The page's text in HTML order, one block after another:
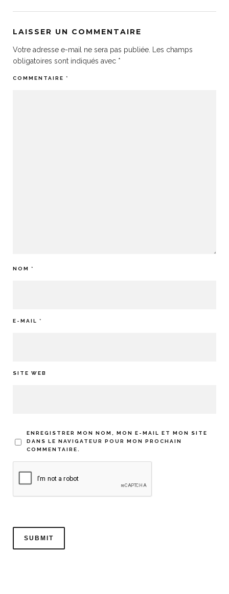
LAISSER UN COMMENTAIRE
Votre adresse e-mail ne sera pas publiée.
Les champs
obligatoires sont indiqués avec *
COMMENTAIRE *
NOM *
E-MAIL *
SITE WEB
ENREGISTRER MON NOM, MON E-MAIL ET MON SITE
DANS LE NAVIGATEUR POUR MON PROCHAIN
COMMENTAIRE.